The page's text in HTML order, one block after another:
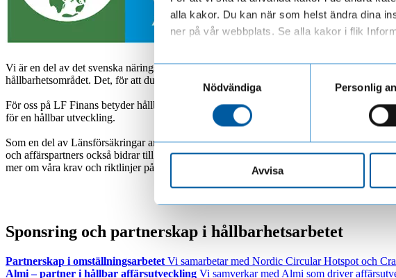
alla kakor. Du kan när som helst ändra dina
ner på vår webbplats. Se alla kakor i flik
Läs mer om hur vi behandlar
Samtyckesval
Nödvändiga
Personlig
Avvisa
Vi är en del av det svenska näringslivet och träffar kunder i olika branscher och storlek
hållbarhetsområdet. Det, för att du och våra övriga företagskunder ska kunna utveckla
För oss på LF Finans betyder hållbarhet att vi även tar ansvar för hur vi själva bedriver
för en hållbar utveckling.
Som en del av Länsförsäkringar arbetar vi utifrån FNs 17 globala hållbarhetsmål.
och affärspartners också bidrar till denna utveckling. För att säkerställa att våra
mer om våra krav och riktlinjer på sidan om
hållbarhetskrav på leverantörer och
Sponsring och partnerskap i hållbarhetsarbetet
Partnerskap i omställningsarbetet Vi samarbetar med Nordic Circular Hotspot och
Almi – partner i hållbar affärsutveckling Vi samverkar med Almi som driver